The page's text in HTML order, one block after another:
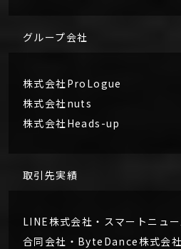
グループ会社
株式会社ProLogue
株式会社nuts
株式会社Heads-up
取引先実績
LINE株式会社・スマートニュ
合同会社・ByteDance株式会